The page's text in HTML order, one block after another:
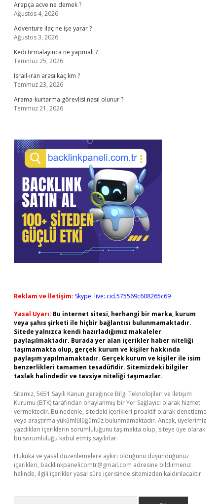
Arapça acve ne demek ?
Ağustos 4, 2026
Adventure ilaç ne işe yarar ?
Ağustos 3, 2026
Kedi tirmalayinca ne yapmalı ?
Temmuz 25, 2026
Israıl-ıran arası kaç km ?
Temmuz 23, 2026
Arama-kurtarma görevlisi nasıl olunur ?
Temmuz 21, 2026
Reklam ve İletişim: Skype: live:.cid.575569c608265c69
Yasal Uyarı: Bu internet sitesi, herhangi bir marka, kurum
veya şahıs şirketi ile hiçbir bağlantısı bulunmamaktadır.
Sitede yalnızca kendi hazırladığımız makaleler
paylaşılmaktadır. Burada yer alan içerikler haber niteliği
taşımamakta olup, gerçek kurum ve kişiler hakkında
paylaşım yapılmamaktadır. Gerçek kurum ve kişiler ile isim
benzerlikleri tamamen tesadüfidir. Sitemizdeki bilgiler
taslak halindedir ve tavsiye niteliği taşımazlar.
Sitemiz, 5651 Sayılı Kanun gereğince Bilgi Teknolojileri ve İletişim
Kurumu (BTK) tarafından onaylanmış bir Yer Sağlayıcı olarak hizmet
vermektedir. Bu nedenle, sitedeki içerikleri proaktif olarak denetleme
veya araştırma yükümlülüğümüz bulunmamaktadır. Ancak, üyelerimiz
yazdıkları içeriklerin sorumluluğunu taşımakta olup, siteye üye olarak
bu sorumluluğu kabul etmiş sayılırlar.
Hukuka ve yasal düzenlemelere aykırı olduğunu düşündüğünüz
içerikleri, backlinkpanelicomtr@gmail.com adresine bildirmeniz
halinde, ilgili içerikler yasal süre içerisinde sitemizden kaldırılacaktır.